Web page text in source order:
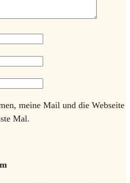
meine Mail und die Webseite
Mal.